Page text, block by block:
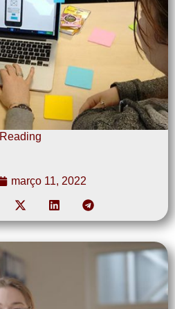
Reading
março 11, 2022